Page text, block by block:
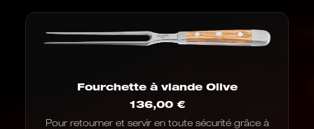
Fourchette à viande Olive
136,00 €
Pour retourner et servir en toute sécurité grâce à